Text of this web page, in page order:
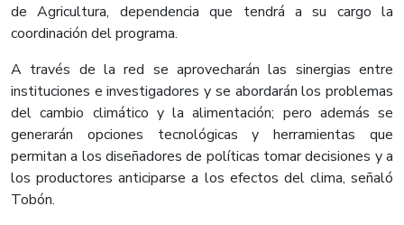
de Agricultura, dependencia que tendrá a su cargo la
coordinación del programa.
A través de la red se aprovecharán las sinergias entre
instituciones e investigadores y se abordarán los problemas
del cambio climático y la alimentación; pero además se
generarán opciones tecnológicas y herramientas que
permitan a los diseñadores de políticas tomar decisiones y a
los productores anticiparse a los efectos del clima, señaló
Tobón.